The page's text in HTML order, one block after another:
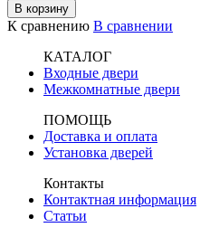
В корзину
К сравнению В сравнении
КАТАЛОГ
Входные двери
Межкомнатные двери
ПОМОЩЬ
Доставка и оплата
Установка дверей
Контакты
Контактная информация
Статьи